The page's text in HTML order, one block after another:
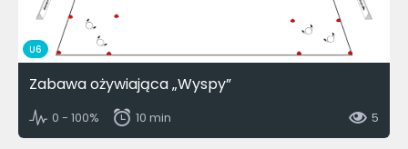
U6
Zabawa ożywiająca „Wyspy”
0 - 100% 10 min 5